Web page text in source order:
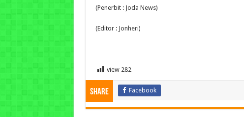
(Penerbit : Joda News)
(Editor : Jonheri)
view 282
Share Facebook